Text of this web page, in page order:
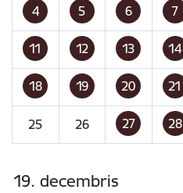
4 5 6 7
11 12 13 14
18 19 20 21
25 26 27 28
19. decembris